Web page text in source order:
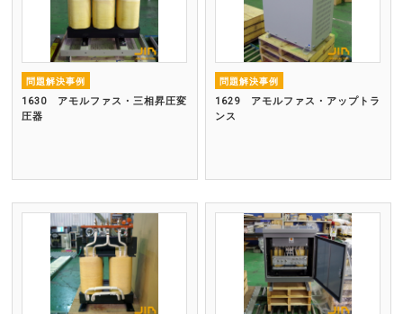
問題解決事例
1630 アモルファス・三相昇圧変
圧器
問題解決事例
1629 アモルファス・アップトラ
ンス